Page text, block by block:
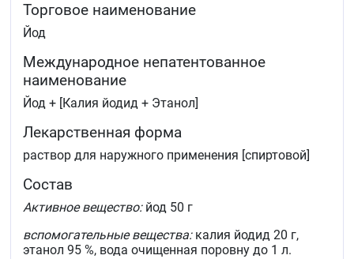
Торговое наименование
Йод
Международное непатентованное
наименование
Йод + [Калия йодид + Этанол]
Лекарственная форма
раствор для наружного применения [спиртовой]
Состав
Активное вещество:йод 50 г
вспомогательные вещества:калия йодид 20 г,
этанол 95 %, вода очищенная поровну до 1 л.